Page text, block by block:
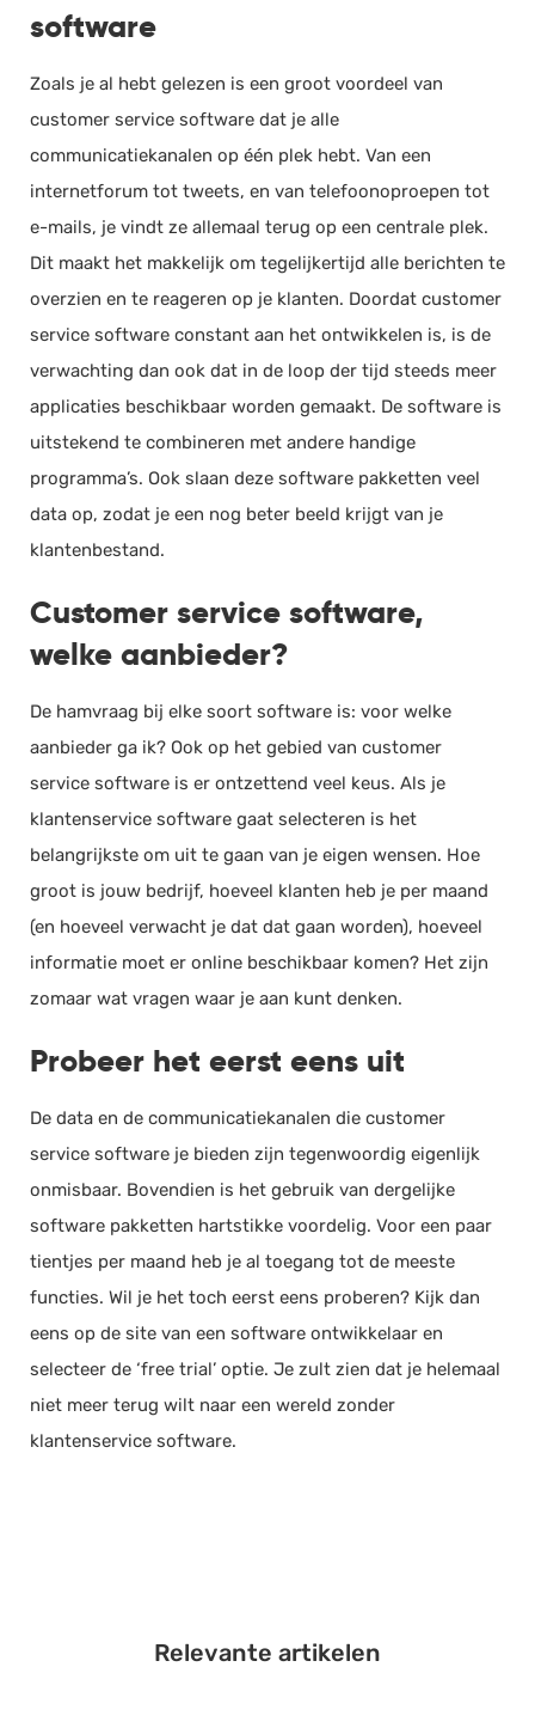
software
Zoals je al hebt gelezen is een groot voordeel van
customer service software dat je alle
communicatiekanalen op één plek hebt. Van een
internetforum tot tweets, en van telefoonoproepen tot
e-mails, je vindt ze allemaal terug op een centrale plek.
Dit maakt het makkelijk om tegelijkertijd alle berichten te
overzien en te reageren op je klanten. Doordat customer
service software constant aan het ontwikkelen is, is de
verwachting dan ook dat in de loop der tijd steeds meer
applicaties beschikbaar worden gemaakt. De software is
uitstekend te combineren met andere handige
programma’s. Ook slaan deze software pakketten veel
data op, zodat je een nog beter beeld krijgt van je
klantenbestand.
Customer service software,
welke aanbieder?
De hamvraag bij elke soort software is: voor welke
aanbieder ga ik? Ook op het gebied van customer
service software is er ontzettend veel keus. Als je
klantenservice software gaat selecteren is het
belangrijkste om uit te gaan van je eigen wensen. Hoe
groot is jouw bedrijf, hoeveel klanten heb je per maand
(en hoeveel verwacht je dat dat gaan worden), hoeveel
informatie moet er online beschikbaar komen? Het zijn
zomaar wat vragen waar je aan kunt denken.
Probeer het eerst eens uit
De data en de communicatiekanalen die customer
service software je bieden zijn tegenwoordig eigenlijk
onmisbaar. Bovendien is het gebruik van dergelijke
software pakketten hartstikke voordelig. Voor een paar
tientjes per maand heb je al toegang tot de meeste
functies. Wil je het toch eerst eens proberen? Kijk dan
eens op de site van een software ontwikkelaar en
selecteer de ‘free trial’ optie. Je zult zien dat je helemaal
niet meer terug wilt naar een wereld zonder
klantenservice software.
Relevante artikelen